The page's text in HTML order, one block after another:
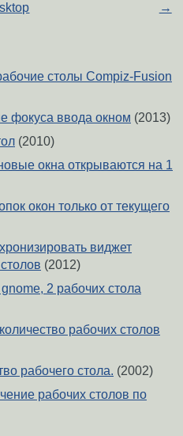
→
столы Compiz-Fusion
фокуса ввода окном (2013)
(2010)
окна открываются на 1
окон только от текущего
виджет
(2012)
2 рабочих стола
рабочих столов
рабочего стола. (2002)
рабочих столов по